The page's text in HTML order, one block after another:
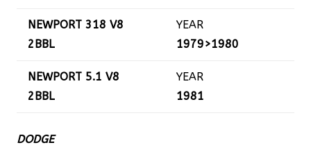
NEWPORT 318 V8
2BBL
YEAR
1979>1980
NEWPORT 5.1 V8
2BBL
YEAR
1981
DODGE